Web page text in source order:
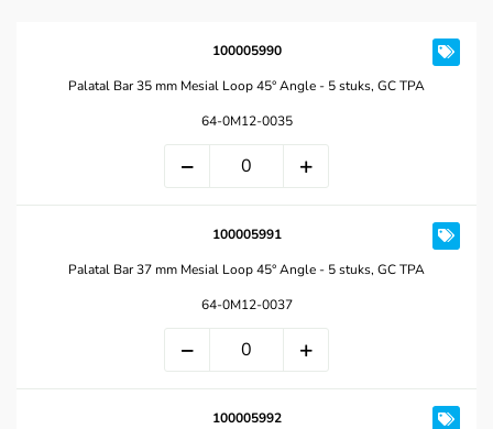
100005990
Palatal Bar 35 mm Mesial Loop 45° Angle - 5 stuks, GC TPA
64-0M12-0035
100005991
Palatal Bar 37 mm Mesial Loop 45° Angle - 5 stuks, GC TPA
64-0M12-0037
100005992